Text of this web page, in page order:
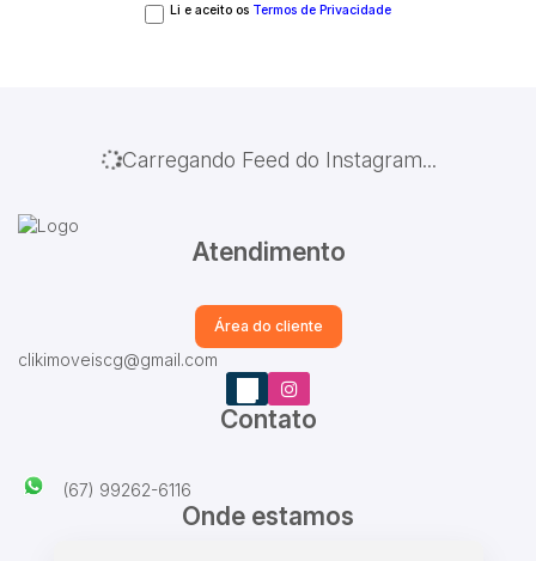
Li e aceito os Termos de Privacidade
Carregando Feed do Instagram...
Atendimento
Área do cliente
clikimoveiscg@gmail.com
Contato
(67) 99262-6116
Onde estamos